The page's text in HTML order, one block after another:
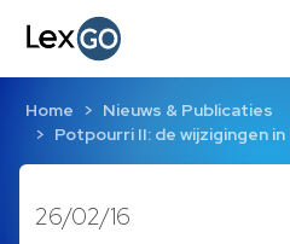
Home
Nieuws & Publicaties
Potpourri II: de wijzigingen
26/02/16